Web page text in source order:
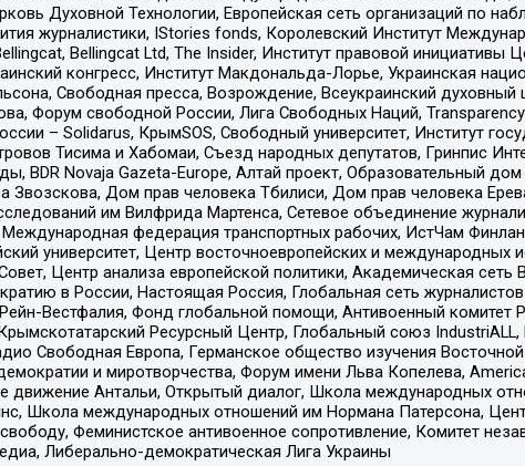
Духовной Технологии, Европейская сеть организаций по
журналистики, IStories fonds, Королевский Институт
Bellingcat Ltd, The Insider, Институт правовой
конгресс, Институт Макдональда-Лорье, Украинская
Свободная пресса, Возрождение, Всеукраинский духовный
Форум свободной России, Лига Свободных Наций,
– Solidarus, КрымSOS, Свободный университет, Институт
Тисима и Хабомаи, Съезд народных депутатов, Гринпис
BDR Novaja Gazeta-Europe, Алтай проект, Образовательный
Звозскова, Дом прав человека Тбилиси, Дом прав человека
им Вилфрида Мартенса, Сетевое объединение
федерация транспортных рабочих, ИстЧам
университет, Центр восточноевропейских и
Центр анализа европейской политики, Академическая сеть
в России, Настоящая Россия, Глобальная сеть
Вестфалия, Фонд глобальной помощи, Антивоенный комитет
Ресурсный Центр, Глобальный союз
Свободная Европа, Германское общество изучения
и миротворчества, Форум имени Льва Копелева,
движение Антальи, Открытый диалог, Школа международных
Школа международных отношений им Нормана Патерсона,
Феминистское антивоенное сопротивление, Комитет
Либерально-демократическая Лига Украины